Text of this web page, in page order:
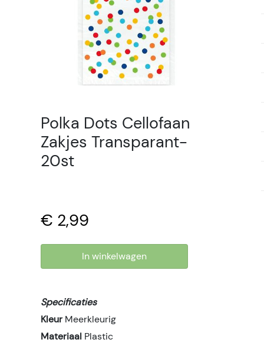
Polka Dots Cellofaan
Zakjes Transparant-
20st
€ 2,99
In winkelwagen
Specificaties
Kleur Meerkleurig
Materiaal Plastic